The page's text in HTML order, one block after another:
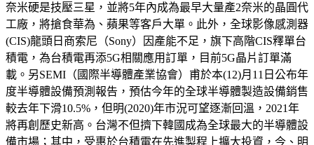
奈米硬是技壓三星，並將5年內成為最早大量產2奈米的晶圓代
工廠，將搶食華為、蘋果等客戶大單。此外，全球影像感測器
(CIS)龍頭日商索尼（Sony）因產能不足，旗下高階CIS釋單台
積電，為台積電再添5G相關應用訂單，目前5G晶片訂單滿
載。另SEMI（國際半導體產業協會）甫於本(12)月11日公布年
度半導體設備預測報告，預估今年的全球半導體製造設備銷售
較去年下滑10.5%，但明(2020)年市況可望逐漸回溫，2021年
將再創歷史新高。台灣不但擠下韓國成為全球最大的半導體設
備市場；其中，受惠於台積電在先進製程上擴大投資，今、明